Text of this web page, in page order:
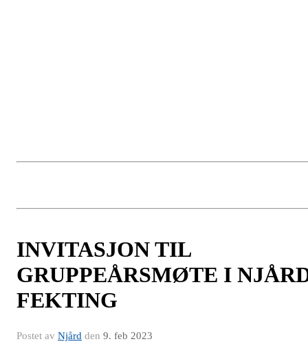
INVITASJON TIL
GRUPPEÅRSMØTE I
FEKTING
Postet av Njård den 9. feb 2023